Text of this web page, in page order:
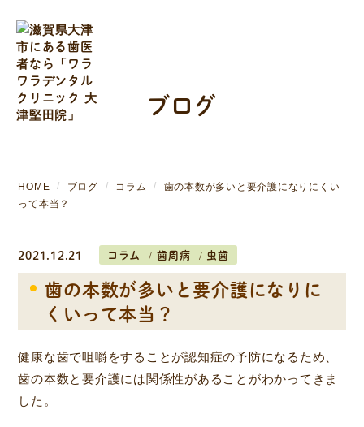
ブログ
HOME ブログ コラム
歯の本数が多いと要介護になりにくい
って本当？
2021.12.21 コラム 歯周病 虫歯
歯の本数が多いと要介護になりに
くいって本当？
健康な歯で咀嚼をすることが認知症の予防になるため、
歯の本数と要介護には関係性があることがわかってきま
した。